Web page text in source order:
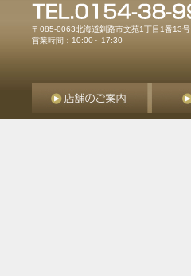
〒085-0063北海道釧路市文苑1丁目1番13号
営業時間：10:00～17:30